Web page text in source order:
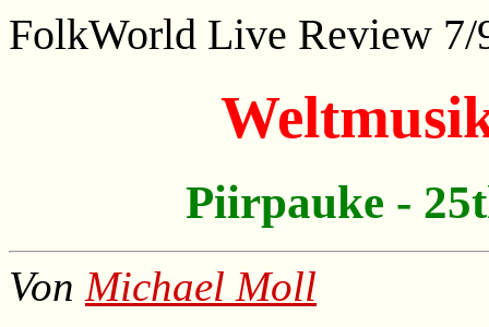
FolkWorld Live Review 7/
Piirpauke -
Von Michael Moll